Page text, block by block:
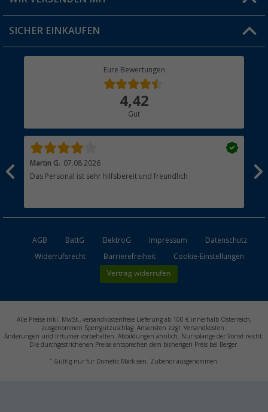
Jobs & Karriere
Rücksendung
SICHER EINKAUFEN
Eure Bewertungen
4,42
Gut
Martin G. 07.08.2026
Das Personal ist sehr hilfsbereit und freundlich
AGB BattG ElektroG Impressum
Datenschutz
Widerrufsrecht
Barrierefreiheit Cookie-Einstellungen
Vertrag widerrufen
Alle Preise inkl. MwSt., versandkostenfreie Lieferung ab 100 € innerhalb Österreich,
ausgenommen Sperrgutzuschlag. Ansonsten zzgl. Versandkosten.
Änderungen und Irrtümer vorbehalten. Abbildungen ähnlich. Nur solange der Vorrat reicht.
Die durchgestrichenen Preise entsprechen dem bisherigen Preis bei Berger.
*Gültig nur für Dometic Markisen. Zubehör ausgenommen.